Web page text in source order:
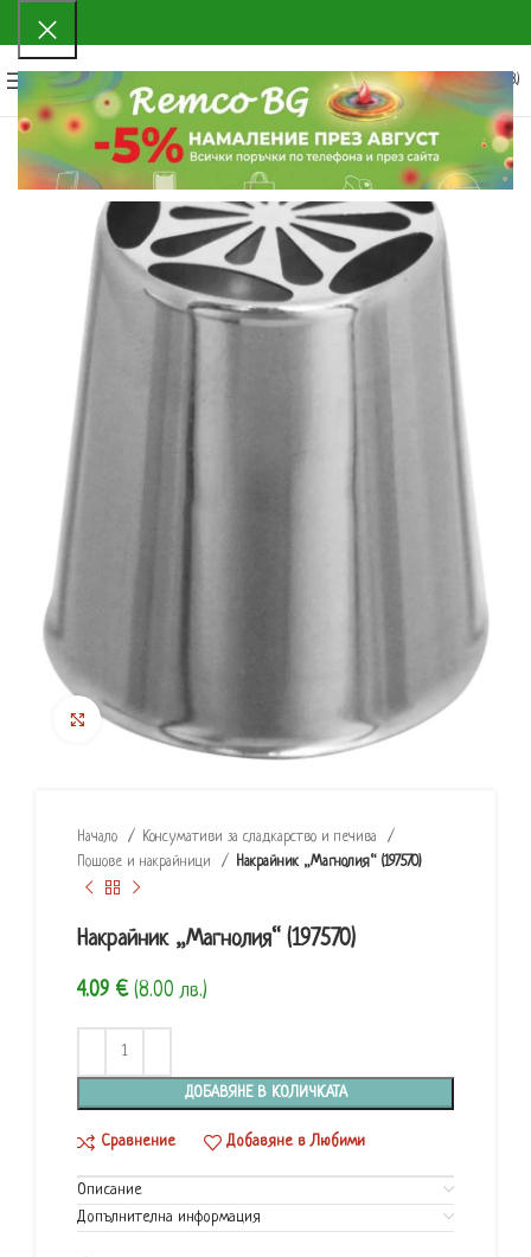
МЕНЮ
0
0.00€ (0.00 ЛВ.)
Click to enlarge
Начало
Консумативи за сладкарство и печива
Пошове и накрайници
Накрайник „Магнолия“ (197570)
Накрайник „Магнолия“ (197570)
4.09 € (8.00 лв.)
ДОБАВЯНЕ В КОЛИЧКАТА
Сравнение Добавяне в Любими
Описание
Допълнителна информация